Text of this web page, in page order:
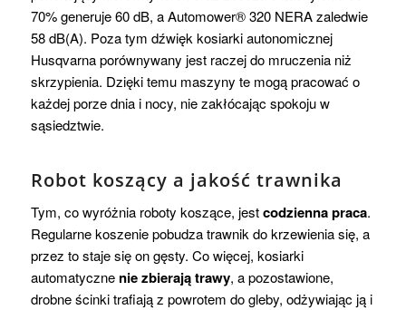
70% generuje 60 dB, a Automower® 320 NERA zaledwie
58 dB(A). Poza tym dźwięk kosiarki autonomicznej
Husqvarna porównywany jest raczej do mruczenia niż
skrzypienia. Dzięki temu maszyny te mogą pracować o
każdej porze dnia i nocy, nie zakłócając spokoju w
sąsiedztwie.
Robot koszący a jakość trawnika
Tym, co wyróżnia roboty koszące, jestcodzienna praca.
Regularne koszenie pobudza trawnik do krzewienia się, a
przez to staje się on gęsty. Co więcej, kosiarki
automatycznenie zbierają trawy, a pozostawione,
drobne ścinki trafiają z powrotem do gleby, odżywiając ją i